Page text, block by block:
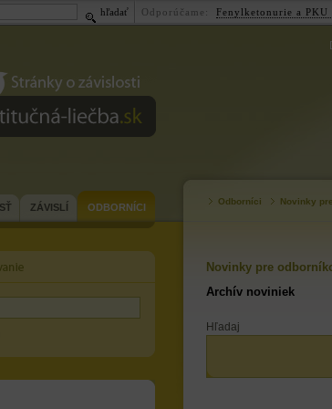
liečba.sk
ZÁVISLÍ ODBORNÍCI
Odborníci Novinky
Novinky pre
Archív noviniek
Hľadaj
hľadať Odporúčame: Fenylketonurie a PKU